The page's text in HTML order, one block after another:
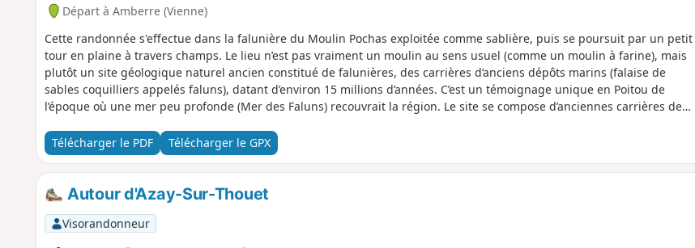
Départ à Amberre (Vienne)
Cette randonnée s'effectue dans la falunière du Moulin Pochas exploitée comme sablière, puis se poursuit par un petit
tour en plaine à travers champs. Le lieu n’est pas vraiment un moulin au sens usuel (comme un moulin à farine), mais
plutôt un site géologique naturel ancien constitué de falunières, des carrières d’anciens dépôts marins (falaise de
sables coquilliers appelés faluns), datant d’environ 15 millions d’années. C’est un témoignage unique en Poitou de
l’époque où une mer peu profonde (Mer des Faluns) recouvrait la région. Le site se compose d’anciennes carrières de
Télécharger le PDF
Télécharger le GPX
Autour d'Azay-Sur-Thouet
Visorandonneur